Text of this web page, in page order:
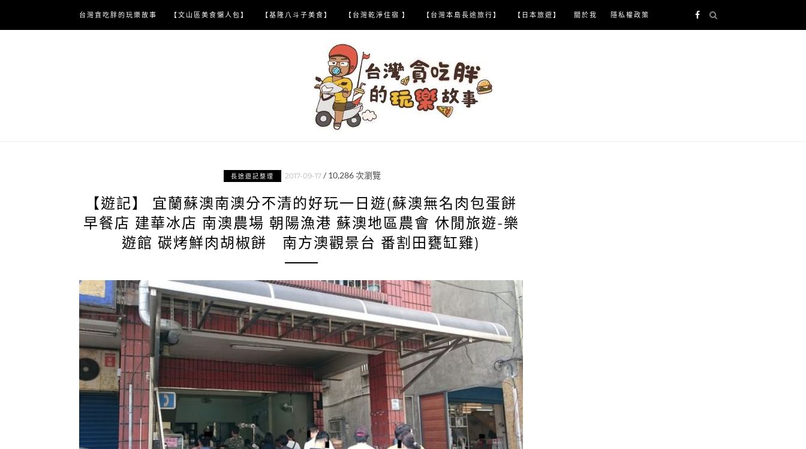
content
台灣貪吃胖的玩樂故事 【文山區美食懶人包】 【基隆八斗子美食】 【台灣乾淨住宿 】 【台灣本島長途旅行】 【日本旅遊】 關於我 隱私權政策
長途遊記整理 2017-09-17 / 10,286次瀏覽
【遊記】 宜蘭蘇澳南澳分不清的好玩一日遊(蘇澳無名肉包蛋餅
早餐店 建華冰店 南澳農場 朝陽漁港 蘇澳地區農會 休閒旅遊-樂
遊館 碳烤鮮肉胡椒餅 南方澳觀景台 番割田甕缸雞)